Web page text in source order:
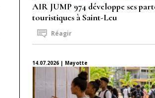
AIR JUMP 974 développe ses
touristiques à Saint-Leu
Réagir
14.07.2026 | Mayotte